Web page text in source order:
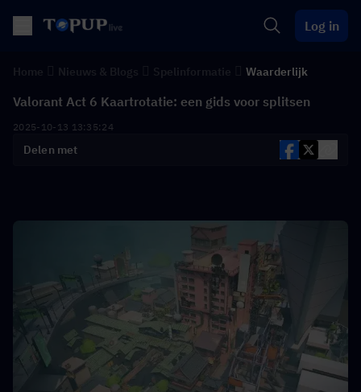
Log in
Waarderlijk
Valorant Act 6 Kaartrotatie: een gids voor splitsen
2025-10-13 13:35:24
Delen met